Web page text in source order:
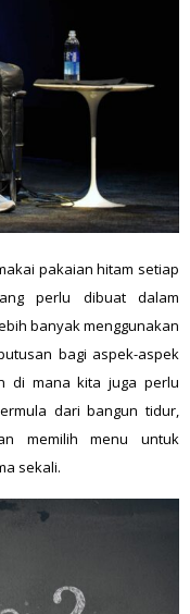
pakaian hitam setiap
perlu dibuat dalam
banyak menggunakan
bagi aspek-aspek
di mana kita juga perlu
dari bangun tidur,
memilih menu untuk
sekali.